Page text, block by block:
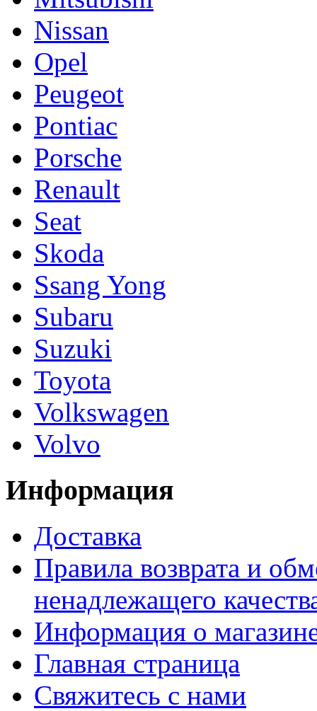
Nissan
Opel
Peugeot
Pontiac
Porsche
Renault
Seat
Skoda
Ssang Yong
Subaru
Suzuki
Toyota
Volkswagen
Volvo
Информация
Доставка
Правила возврата и
ненадлежащего
Информация о
Главная страница
Свяжитесь с нами